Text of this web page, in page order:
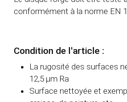
conformément à la norme EN
Condition de l'article :
La rugosité des surfaces
12,5 µm Ra
Surface nettoyée et